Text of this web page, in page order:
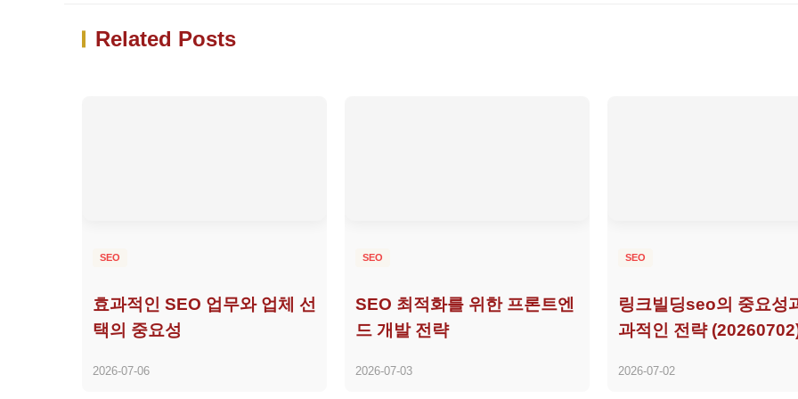
Related Posts
SEO
효과적인 SEO 업무와 업체 선
택의 중요성
2026-07-06
SEO
SEO 최적화를 위한 프론트엔
드 개발 전략
2026-07-03
SEO
링크빌딩seo의 중요성
과적인 전략
2026-07-02